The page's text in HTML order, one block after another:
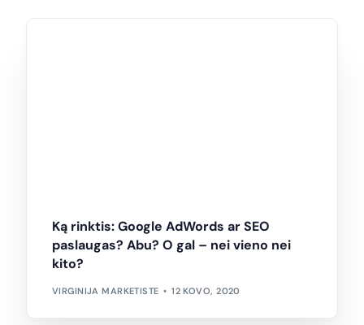
Ką rinktis: Google AdWords ar SEO
paslaugas? Abu? O gal – nei vieno nei
kito?
VIRGINIJA MARKETISTE 12 KOVO, 2020